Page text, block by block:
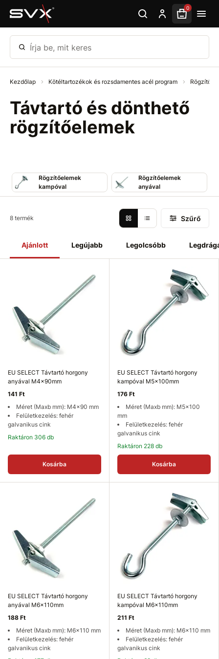
Ugrás az oldal fő részéhez 0
Írja be, mit keres
Kezdőlap Kötéltartozékok és rozsdamentes acél program Rögzítő
Távtartó és dönthető
rögzítőelemek
Rögzítőelemek
kampóval
Rögzítőelemek
anyával
Ajánlott Legújabb Legolcsóbb
8 termék Szűrő
EU SELECT Távtartó horgony
anyával M4x90mm
141 Ft
Méret (Maxb mm): M4x90 mm
Felületkezelés: fehér
galvanikus cink
Raktáron 306 db
Kosárba
EU SELECT Távtartó horgony
kampóval M5x100mm
176 Ft
Méret (Maxb mm): M5x100
mm
Felületkezelés: fehér
galvanikus cink
Raktáron 228 db
Kosárba
EU SELECT Távtartó horgony
anyával M6x110mm
188 Ft
Méret (Maxb mm): M6x110 mm
Felületkezelés: fehér
galvanikus cink
EU SELECT Távtartó horgony
kampóval M6x110mm
211 Ft
Méret (Maxb mm): M6x110 mm
Felületkezelés: fehér
galvanikus cink